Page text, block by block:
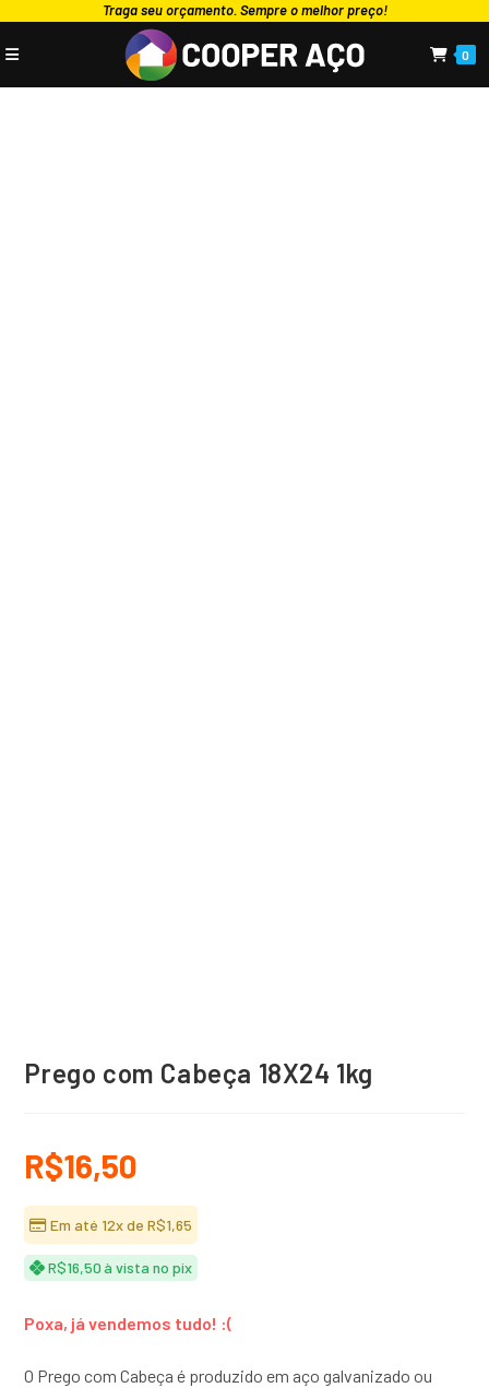
Traga seu orçamento. Sempre o melhor preço!
0
Prego com Cabeça 18X24 1kg
R$16,50
Em até 12x de R$1,65
R$16,50 à vista no pix
Poxa, já vendemos tudo! :(
O Prego com Cabeça é produzido em aço galvanizado ou